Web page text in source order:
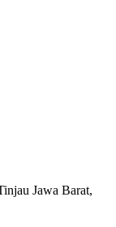
Jawa Barat,